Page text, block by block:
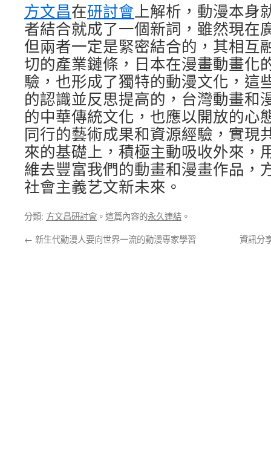
方文昌在研討會上解析，動漫本身
者結合就成了一個新詞，雖然現在
但兩者一定是緊密結合的，其相互
切的產業鏈條，日本在漫畫動畫化
驗，也形成了獨特的動漫文化，這
的認識並反思提高的，台灣動畫和
的中華傳統文化，也應以開放的心
同行的藝術成果和資源經驗，實現
來的基礎上，積極主動吸收外來，
維去豐富我們的動畫和漫畫作品，
社會主義艺文新未來。
分類: 方文昌研討會 。這篇內容的永久連結 。
← 新生代動漫人要向世界一流的動漫專家學習 資訊分